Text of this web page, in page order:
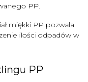
PP.
miękki PP pozwala
ilości odpadów w
PP